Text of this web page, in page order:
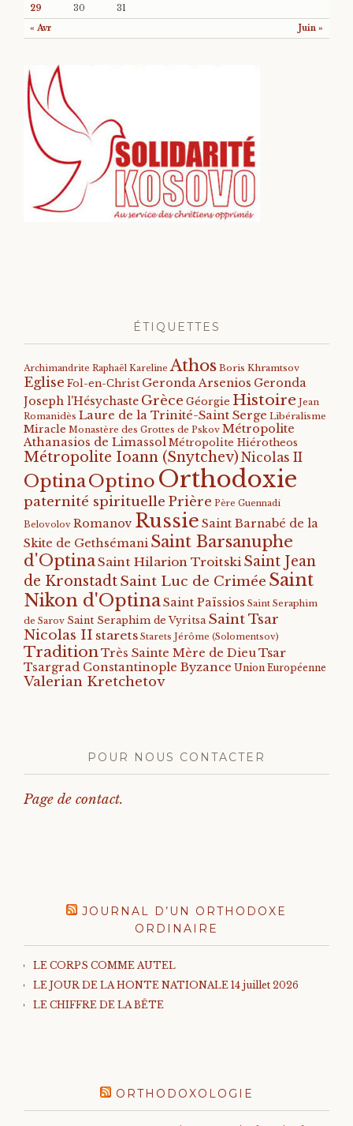
« Avr Juin »
29
30 31
ÉTIQUETTES
Archimandrite Raphaël Kareline Athos Boris Khramtsov
Eglise Fol-en-Christ Geronda Arsenios Geronda
Joseph l'Hésychaste Grèce Géorgie Histoire Jean
Romanidès Laure de la Trinité-Saint Serge Libéralisme
Miracle Monastère des Grottes de Pskov Métropolite
Athanasios de Limassol Métropolite Hiérotheos
Métropolite Ioann (Snytchev) Nicolas II
OptinaOptino Orthodoxie
paternité spirituelle Prière Père Guennadi
Belovolov Romanov Russie Saint Barnabé de la
Skite de Gethsémani Saint Barsanuphe
d'OptinaSaint Hilarion Troitski Saint Jean
de KronstadtSaint Luc de Crimée Saint
Nikon d'OptinaSaint Païssios Saint Seraphim
de Sarov Saint Seraphim de Vyritsa Saint Tsar
Nicolas II starets Starets Jérôme (Solomentsov)
TraditionTrès Sainte Mère de DieuTsar
Tsargrad Constantinople Byzance Union Européenne
Valerian Kretchetov
POUR NOUS CONTACTER
Page de contact.
JOURNAL D’UN ORTHODOXE
ORDINAIRE
LE CORPS COMME AUTEL
LE JOUR DE LA HONTE NATIONALE 14 juillet 2026
LE CHIFFRE DE LA BÊTE
ORTHODOXOLOGIE